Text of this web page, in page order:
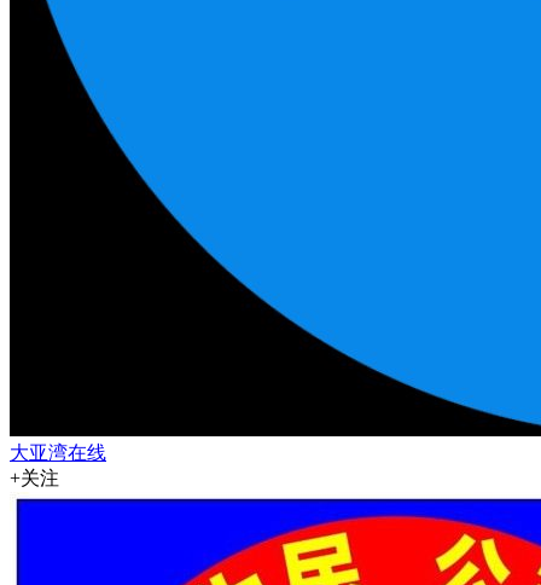
大亚湾在线
+关注